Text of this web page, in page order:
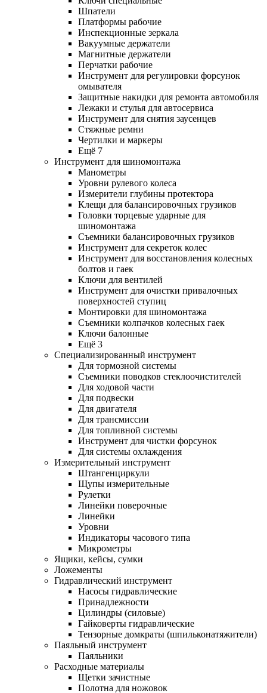
Шпатели
Платформы рабочие
Инспекционные зеркала
Вакуумные держатели
Магнитные держатели
Перчатки рабочие
Инструмент для регулировки форсунок
омывателя
Защитные накидки для ремонта автомобиля
Лежаки и стулья для автосервиса
Инструмент для снятия заусенцев
Стяжные ремни
Чертилки и маркеры
Ещё 7
Инструмент для шиномонтажа
Манометры
Уровни рулевого колеса
Измерители глубины протектора
Клещи для балансировочных грузиков
Головки торцевые ударные для
шиномонтажа
Съемники балансировочных грузиков
Инструмент для секреток колес
Инструмент для восстановления колесных
болтов и гаек
Ключи для вентилей
Инструмент для очистки привалочных
поверхностей ступиц
Монтировки для шиномонтажа
Съемники колпачков колесных гаек
Ключи балонные
Ещё 3
Специализированный инструмент
Для тормозной системы
Съемники поводков стеклоочистителей
Для ходовой части
Для подвески
Для двигателя
Для трансмиссии
Для топливной системы
Инструмент для чистки форсунок
Для системы охлаждения
Измерительный инструмент
Штангенциркули
Щупы измерительные
Рулетки
Линейки поверочные
Линейки
Уровни
Индикаторы часового типа
Микрометры
Ящики, кейсы, сумки
Ложементы
Гидравлический инструмент
Насосы гидравлические
Принадлежности
Цилиндры (силовые)
Гайковерты гидравлические
Тензорные домкраты (шпильконатяжители)
Паяльный инструмент
Паяльники
Расходные материалы
Щетки зачистные
Полотна для ножовок